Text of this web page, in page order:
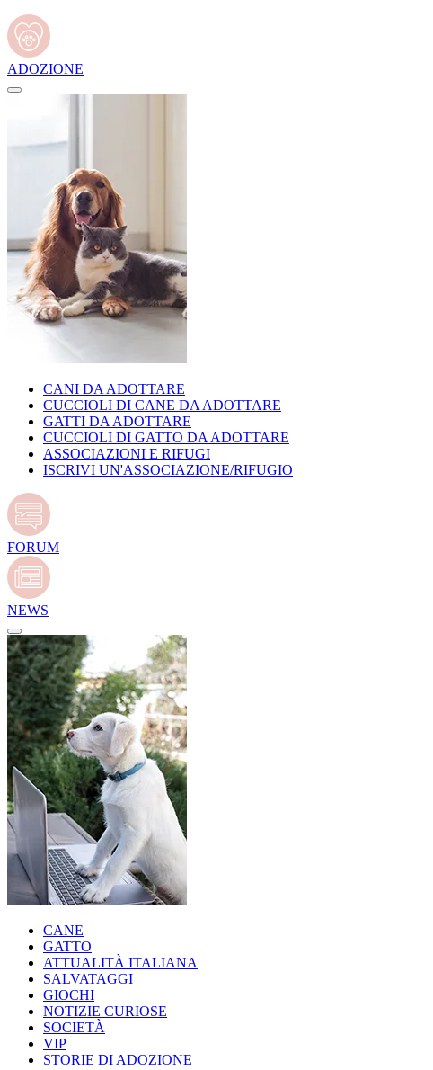
ADOZIONE
CANI DA ADOTTARE
CUCCIOLI DI CANE DA ADOTTARE
GATTI DA ADOTTARE
CUCCIOLI DI GATTO DA ADOTTARE
ASSOCIAZIONI E RIFUGI
ISCRIVI UN'ASSOCIAZIONE/RIFUGIO
FORUM
NEWS
CANE
GATTO
ATTUALITÀ ITALIANA
SALVATAGGI
GIOCHI
NOTIZIE CURIOSE
SOCIETÀ
VIP
STORIE DI ADOZIONE